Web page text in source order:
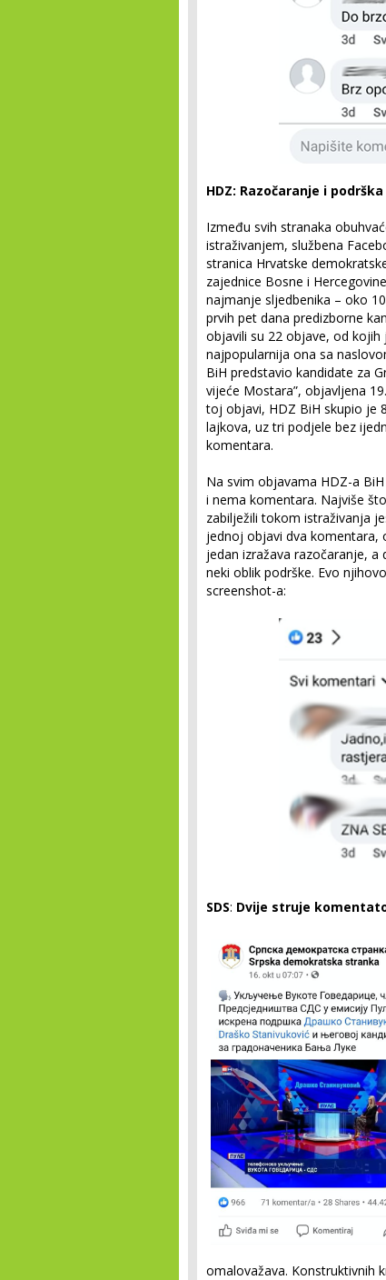
HDZ: Razočaranje i podrška
Između svih stranaka
istraživanjem, službena
stranica Hrvatske
zajednice Bosne i
najmanje sljedbenika – oko
prvih pet dana predizborne
objavili su 22 objave, od kojih
najpopularnija ona sa
BiH predstavio kandidate za
vijeće Mostara”, objavljena
toj objavi, HDZ BiH skupio je
lajkova, uz tri podjele bez
komentara.
Na svim objavama HDZ-a
i nema komentara. Najviše
zabilježili tokom istraživanja
jednoj objavi dva komentara,
jedan izražava razočaranje, a
neki oblik podrške. Evo
screenshot-a:
SDS: Dvije struje
omalovažava. Konstruktivnih